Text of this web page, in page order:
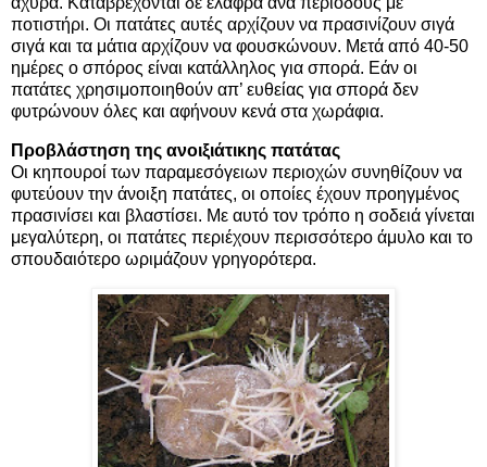
ποτιστήρι. Οι πατάτες αυτές αρχίζουν να πρασινίζουν σιγά
σιγά και τα μάτια αρχίζουν να φουσκώνουν. Μετά από 40-50
ημέρες ο σπόρος είναι κατάλληλος για σπορά. Εάν οι
πατάτες χρησιμοποιηθούν απ’ ευθείας για σπορά δεν
φυτρώνουν όλες και αφήνουν κενά στα χωράφια.
Προβλάστηση της ανοιξιάτικης πατάτας
Οι κηπουροί των παραμεσόγειων περιοχών συνηθίζουν να
φυτεύουν την άνοιξη πατάτες, οι οποίες έχουν προηγμένος
πρασινίσει και βλαστίσει. Με αυτό τον τρόπο η σοδειά γίνεται
μεγαλύτερη, οι πατάτες περιέχουν περισσότερο άμυλο και το
σπουδαιότερο ωριμάζουν γρηγορότερα.